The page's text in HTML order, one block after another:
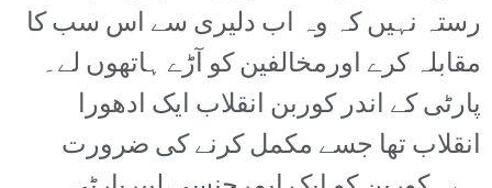
رستہ نہیں کہ وہ اب دلیری سے اس سب کا
مقابلہ کرے اورمخالفین کو آڑے ہاتھوں لے۔
پارٹی کے اندر کوربن انقلاب ایک ادھورا
انقلاب تھا جسے مکمل کرنے کی ضرورت